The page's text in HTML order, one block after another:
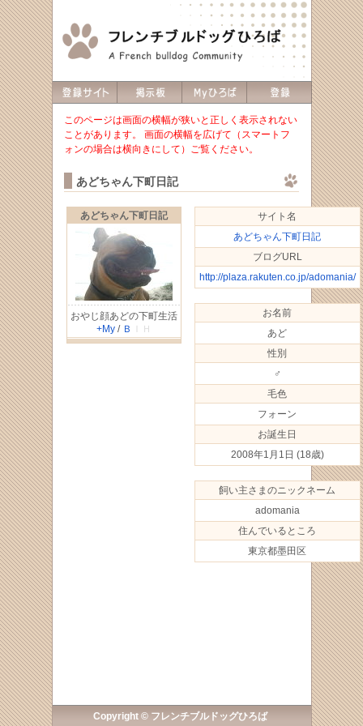
このページは画面の横幅が狭いと正しく表示されない
ことがあります。 画面の横幅を広げて（スマートフ
ォンの場合は横向きにして）ご覧ください。
あどちゃん下町日記
あどちゃん下町日記
おやじ顔あどの下町生活
+My/ Ｂ ＩＨ
サイト名
あどちゃん下町日記
ブログURL
http://plaza.rakuten.co.jp/adomania/
お名前
あど
性別
♂
毛色
フォーン
お誕生日
2008年1月1日 (18歳)
飼い主さまのニックネーム
adomania
住んでいるところ
東京都墨田区
Copyright © フレンチブルドッグひろば